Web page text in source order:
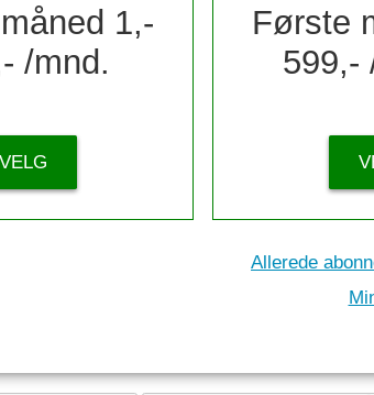
1,-
/mnd.
VELG
Første
599,-
Allerede